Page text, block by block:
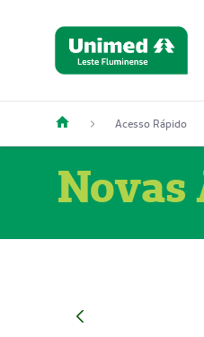
Acesso Rápido
Novas